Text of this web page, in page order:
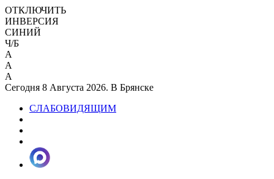
ОТКЛЮЧИТЬ
ИНВЕРСИЯ
СИНИЙ
Ч/Б
A
A
A
Сегодня 8 Августа 2026. В Брянске
СЛАБОВИДЯЩИМ